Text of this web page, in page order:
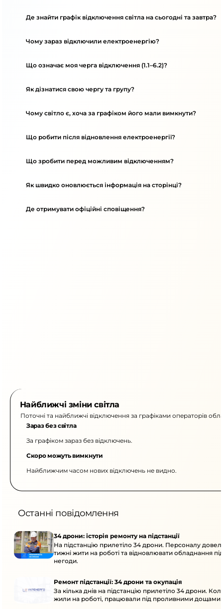
Де знайти графік відключення світла на сьогодні та завтра?
Чому зараз відключили електроенергію?
Що означає моя черга відключення (1.1–6.2)?
Як дізнатися свою чергу та групу?
Чому світло є, хоча за графіком його мали вимкнути?
Що робити після відновлення електроенергії?
Що зробити перед можливим відключенням?
Як швидко оновлюється інформація на сторінці?
Де отримувати офіційні сповіщення?
Найближчі зміни світла
Поточні та найближчі відключення за графіками операторів
Зараз без світла
За графіком зараз без відключень.
Скоро можуть вимкнути
Найближчим часом нових відключень не видно.
Останні повідомлення
34 дрони: історія ремонту на підстанції
На підстанцію прилетіло 34 дрони. Персоналу
тижні жити на роботі та відновлювати обладнання під
негоди.
Ремонт підстанції: 34 дрони та окупація
За кілька днів на підстанцію прилетіло 34 дрони.
жили на роботі, працювали під проливними дощами